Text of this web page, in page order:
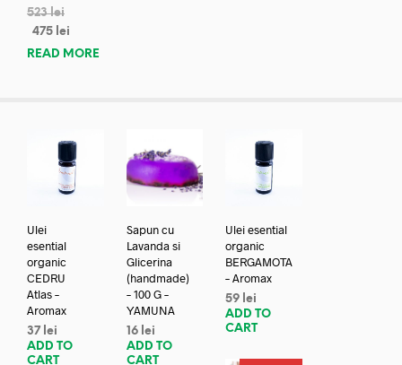
523lei
475 lei
READ MORE
Ulei
esential
organic
CEDRU
Atlas –
Aromax
37 lei
ADD TO
CART
Sapun cu
Lavanda si
Glicerina
(handmade)
– 100 G –
YAMUNA
16 lei
ADD TO
CART
Ulei esential
organic
BERGAMOTA
– Aromax
59 lei
ADD TO
CART